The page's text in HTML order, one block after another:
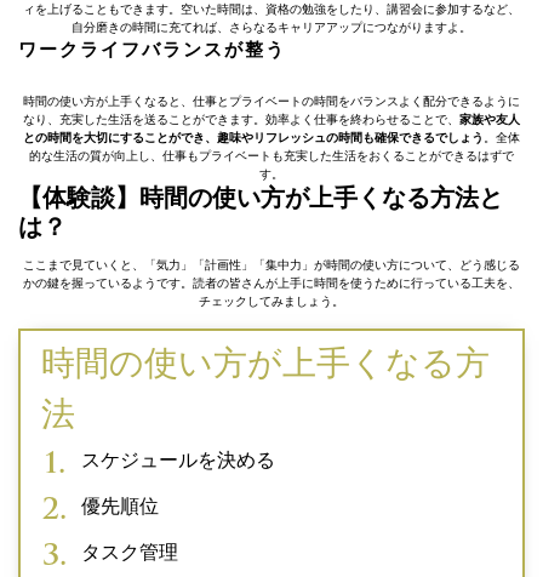
ィを上げることもできます。空いた時間は、資格の勉強をしたり、講習会に参加するなど、
自分磨きの時間に充てれば、さらなるキャリアアップにつながりますよ。
ワークライフバランスが整う
時間の使い方が上手くなると、仕事とプライベートの時間をバランスよく配分できるように
なり、充実した生活を送ることができます。効率よく仕事を終わらせることで、 家族や友人
との時間を大切にすることができ、趣味やリフレッシュの時間も確保できるでしょう
。全体
的な生活の質が向上し、仕事もプライベートも充実した生活をおくることができるはずで
す。
【体験談】時間の使い方が上手くなる方法と
は？
ここまで見ていくと、「気力」「計画性」「集中力」が時間の使い方について、どう感じる
かの鍵を握っているようです。読者の皆さんが上手に時間を使うために行っている工夫を、
チェックしてみましょう。
時間の使い方が上手くなる方
法
スケジュールを決める
優先順位
タスク管理